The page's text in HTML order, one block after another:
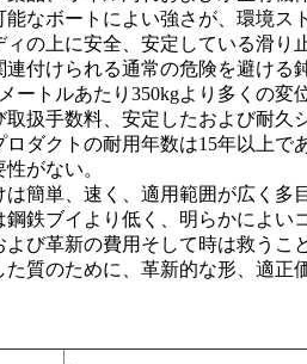
能なボートによい強さが、環境
ィの上に安全、安定している滑り
連付けられる通常の危険を避ける
ートルあたり350kgより多くの
取扱手数料、安定したおよび耐久
ロダクトの耐用年数は15年以上
がない。
は簡単、速く、適用範囲が広く多
鋼鉄ブイより低く、明らかによい
よび革新の費用そして時は救うこ
た質のために、革新的な形、適